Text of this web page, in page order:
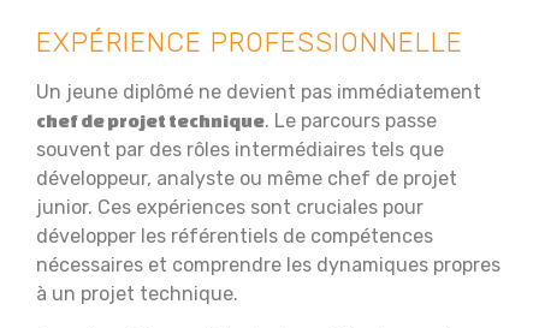
EXPÉRIENCE PROFESSIONNELLE
Un jeune diplômé ne devient pas immédiatement
chef de projet technique. Le parcours passe
souvent par des rôles intermédiaires tels que
développeur, analyste ou même chef de projet
junior. Ces expériences sont cruciales pour
développer les référentiels de compétences
nécessaires et comprendre les dynamiques propres
à un projet technique.